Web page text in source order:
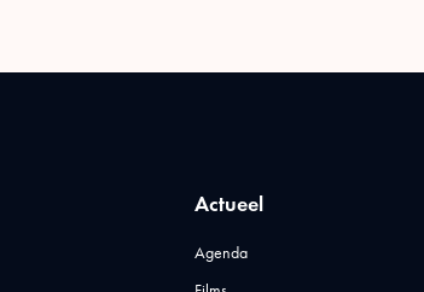
Actueel
Agenda